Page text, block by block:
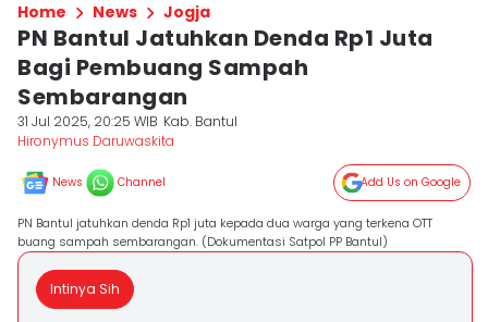
Home News Jogja
PN Bantul Jatuhkan Denda Rp1 Juta
Bagi Pembuang Sampah
Sembarangan
31 Jul 2025, 20:25 WIB Kab. Bantul
Hironymus Daruwaskita
News Channel Add Us on Google
PN Bantul jatuhkan denda Rp1 juta kepada dua warga yang terkena OTT
buang sampah sembarangan. (Dokumentasi Satpol PP Bantul)
Intinya Sih